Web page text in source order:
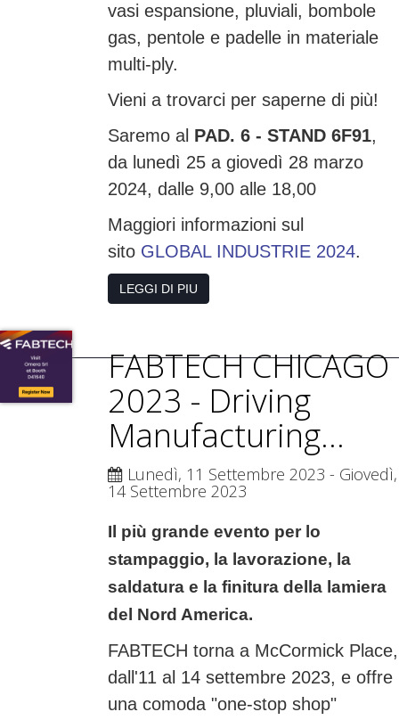
vasi espansione, pluviali, bombole
gas, pentole e padelle in materiale
multi-ply.
Vieni a trovarci per saperne di più!
Saremo al PAD. 6 - STAND 6F91,
da lunedì 25 a giovedì 28 marzo
2024, dalle 9,00 alle 18,00
Maggiori informazioni sul
sito GLOBAL INDUSTRIE 2024.
LEGGI DI PIU
FABTECH CHICAGO
2023 - Driving
Manufacturing...
Lunedì, 11 Settembre 2023 - Giovedì,
14 Settembre 2023
Il più grande evento per lo
stampaggio, la lavorazione, la
saldatura e la finitura della lamiera
del Nord America.
FABTECH torna a McCormick Place,
dall'11 al 14 settembre 2023, e offre
una comoda "one-stop shop"